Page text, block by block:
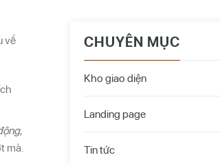
về
,
mà.
CHUYÊN MỤC
Kho giao diện
Landing page
Tin tức